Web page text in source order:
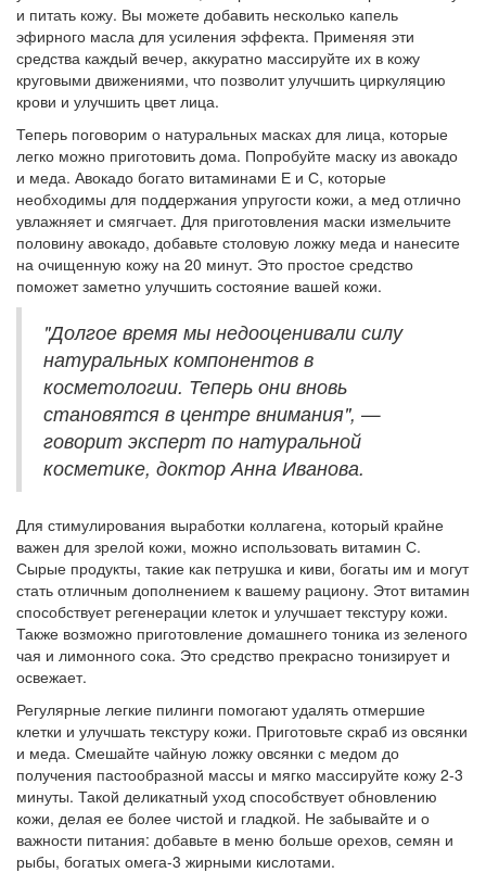
и питать кожу. Вы можете добавить несколько капель
эфирного масла для усиления эффекта. Применяя эти
средства каждый вечер, аккуратно массируйте их в кожу
круговыми движениями, что позволит улучшить циркуляцию
крови и улучшить цвет лица.
Теперь поговорим о натуральных масках для лица, которые
легко можно приготовить дома. Попробуйте маску из авокадо
и меда. Авокадо богато витаминами Е и С, которые
необходимы для поддержания упругости кожи, а мед отлично
увлажняет и смягчает. Для приготовления маски измельчите
половину авокадо, добавьте столовую ложку меда и нанесите
на очищенную кожу на 20 минут. Это простое средство
поможет заметно улучшить состояние вашей кожи.
"Долгое время мы недооценивали силу
натуральных компонентов в
косметологии. Теперь они вновь
становятся в центре внимания", —
говорит эксперт по натуральной
косметике, доктор Анна Иванова.
Для стимулирования выработки коллагена, который крайне
важен для зрелой кожи, можно использовать витамин С.
Сырые продукты, такие как петрушка и киви, богаты им и могут
стать отличным дополнением к вашему рациону. Этот витамин
способствует регенерации клеток и улучшает текстуру кожи.
Также возможно приготовление домашнего тоника из зеленого
чая и лимонного сока. Это средство прекрасно тонизирует и
освежает.
Регулярные легкие пилинги помогают удалять отмершие
клетки и улучшать текстуру кожи. Приготовьте скраб из овсянки
и меда. Смешайте чайную ложку овсянки с медом до
получения пастообразной массы и мягко массируйте кожу 2-3
минуты. Такой деликатный уход способствует обновлению
кожи, делая ее более чистой и гладкой. Не забывайте и о
важности питания: добавьте в меню больше орехов, семян и
рыбы, богатых омега-3 жирными кислотами.